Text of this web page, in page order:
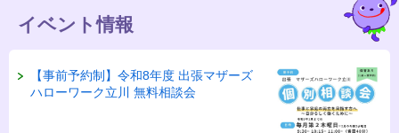
イベント情報
【事前予約制】令和8年度 出張マザーズ
ハローワーク立川 無料相談会